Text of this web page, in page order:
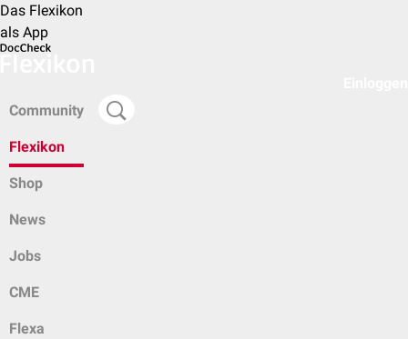
Das Flexikon
als App
Community
Flexikon
Shop
News
Jobs
CME
Flexa